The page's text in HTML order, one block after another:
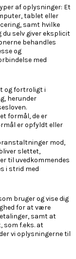
af oplysninger: Et
tablet eller
samt hvilke
du selv giver eksplicit
behandles
og
med
og fortroligt i
herunder
formål, de er
er opfyldt eller
mod,
slettet,
til uvedkommendes
i strid med
bruger og vise dig
for at være
samt at
som f.eks. at
vi oplysningerne til